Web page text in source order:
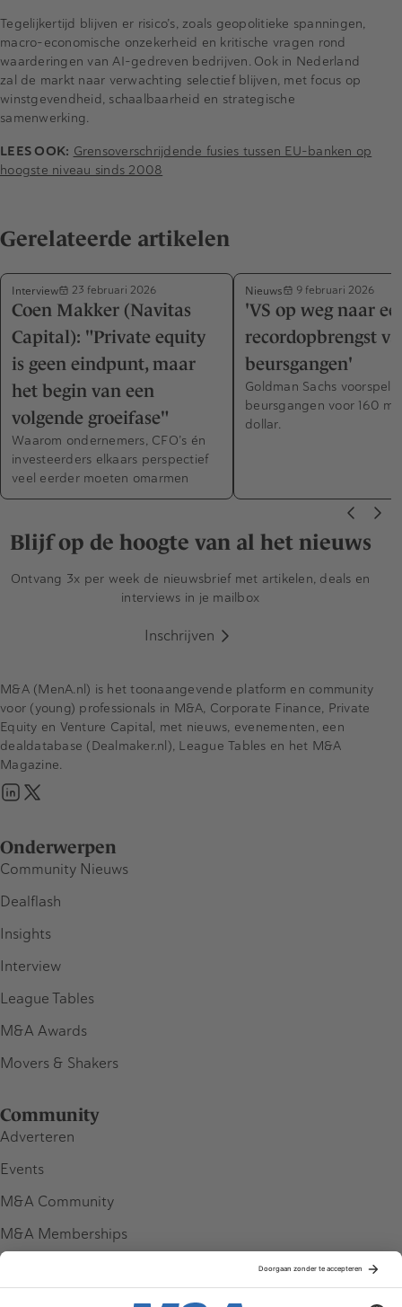
Tegelijkertijd blijven er risico’s, zoals geopolitieke spanningen,
macro-economische onzekerheid en kritische vragen rond
waarderingen van AI-gedreven bedrijven. Ook in Nederland
zal de markt naar verwachting selectief blijven, met focus op
winstgevendheid, schaalbaarheid en strategische
samenwerking.
LEES OOK: Grensoverschrijdende fusies tussen EU-banken op
hoogste niveau sinds 2008
Gerelateerde artikelen
Interview 23 februari 2026
Coen Makker (Navitas
Capital): "Private equity
is geen eindpunt, maar
het begin van een
volgende groeifase"
Waarom ondernemers, CFO’s én
investeerders elkaars perspectief
veel eerder moeten omarmen
Nieuws 9 februari 2026
'VS op weg naar
recordopbrengst
beursgangen'
Goldman Sachs voorspelt
beursgangen voor 160
dollar.
Blijf op de hoogte van al het nieuws
Ontvang 3x per week de nieuwsbrief met artikelen, deals en
interviews in je mailbox
Inschrijven
Onderwerpen
Community Nieuws
Dealflash
Insights
Interview
League Tables
M&A Awards
Movers & Shakers
Community
Adverteren
Events
M&A Community
M&A Memberships
M&A (MenA.nl) is het toonaangevende platform en community
voor (young) professionals in M&A, Corporate Finance, Private
Equity en Venture Capital, met nieuws, evenementen, een
dealdatabase (Dealmaker.nl), League Tables en het M&A
Magazine.